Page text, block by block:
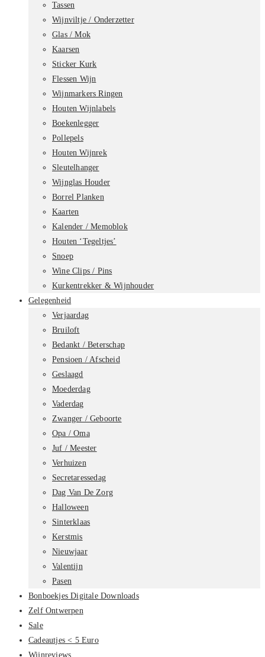
Tassen
Wijnviltje / Onderzetter
Glas / Mok
Kaarsen
Sticker Kurk
Flessen Wijn
Wijnmarkers Ringen
Houten Wijnlabels
Boekenlegger
Pollepels
Houten Wijnrek
Sleutelhanger
Wijnglas Houder
Borrel Planken
Kaarten
Kalender / Memoblok
Houten ‘Tegeltjes’
Snoep
Wine Clips / Pins
Kurkentrekker & Wijnhouder
Gelegenheid
Verjaardag
Bruiloft
Bedankt / Beterschap
Pensioen / Afscheid
Geslaagd
Moederdag
Vaderdag
Zwanger / Geboorte
Opa / Oma
Juf / Meester
Verhuizen
Secretaressedag
Dag Van De Zorg
Halloween
Sinterklaas
Kerstmis
Nieuwjaar
Valentijn
Pasen
Bonboekjes Digitale Downloads
Zelf Ontwerpen
Sale
Cadeautjes < 5 Euro
Wijnreviews